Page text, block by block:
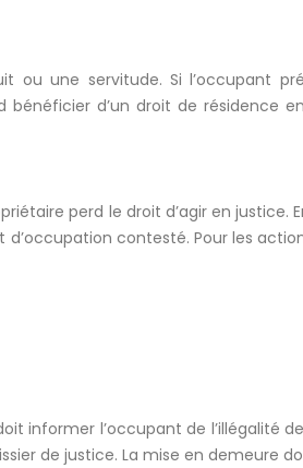
ou une servitude. Si l’occupant
d’un droit de résidence
perd le droit d’agir en justice.
contesté. Pour les
informer l’occupant de l’illégalité
de justice. La mise en demeure